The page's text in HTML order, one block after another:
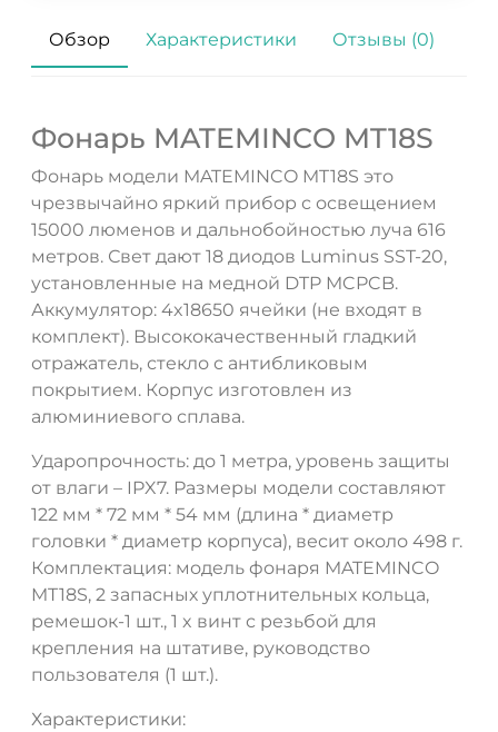
Обзор Характеристики Отзывы (0)
Фонарь MATEMINCO MT18S
Фонарь модели MATEMINCO MT18S это
чрезвычайно яркий прибор с освещением
15000 люменов и дальнобойностью луча 616
метров. Свет дают 18 диодов Luminus SST-20,
установленные на медной DTP MCPCB.
Аккумулятор: 4x18650 ячейки (не входят в
комплект). Высококачественный гладкий
отражатель, стекло с антибликовым
покрытием. Корпус изготовлен из
алюминиевого сплава.
Ударопрочность: до 1 метра, уровень защиты
от влаги – IPX7. Размеры модели составляют
122 мм * 72 мм * 54 мм (длина * диаметр
головки * диаметр корпуса), весит около 498 г.
Комплектация: модель фонаря MATEMINCO
MT18S, 2 запасных уплотнительных кольца,
ремешок-1 шт., 1 x винт с резьбой для
крепления на штативе, руководство
пользователя (1 шт.).
Характеристики:
ДА